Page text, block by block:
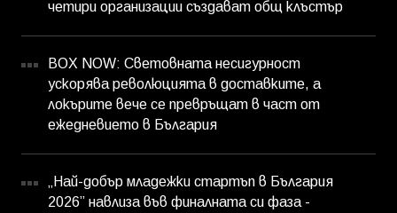
четири организации създават общ клъстър
BOX NOW: Световната несигурност
ускорява революцията в доставките, а
локърите вече се превръщат в част от
ежедневието в България
„Най-добър младежки стартъп в България
2026” навлиза във финалната си фаза -